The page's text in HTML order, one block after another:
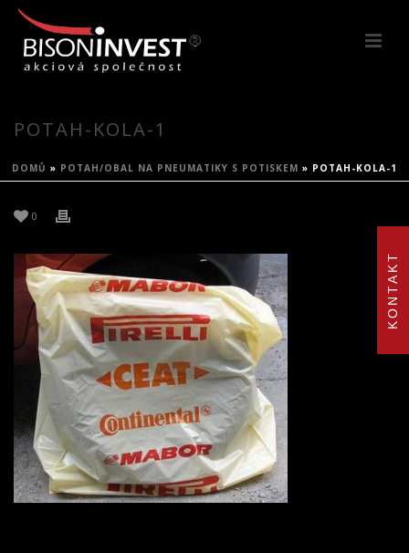
KONTAKT
POTAH-KOLA-1
DOMŮ » POTAH/OBAL NA PNEUMATIKY S POTISKEM » POTAH-KOLA-1
0